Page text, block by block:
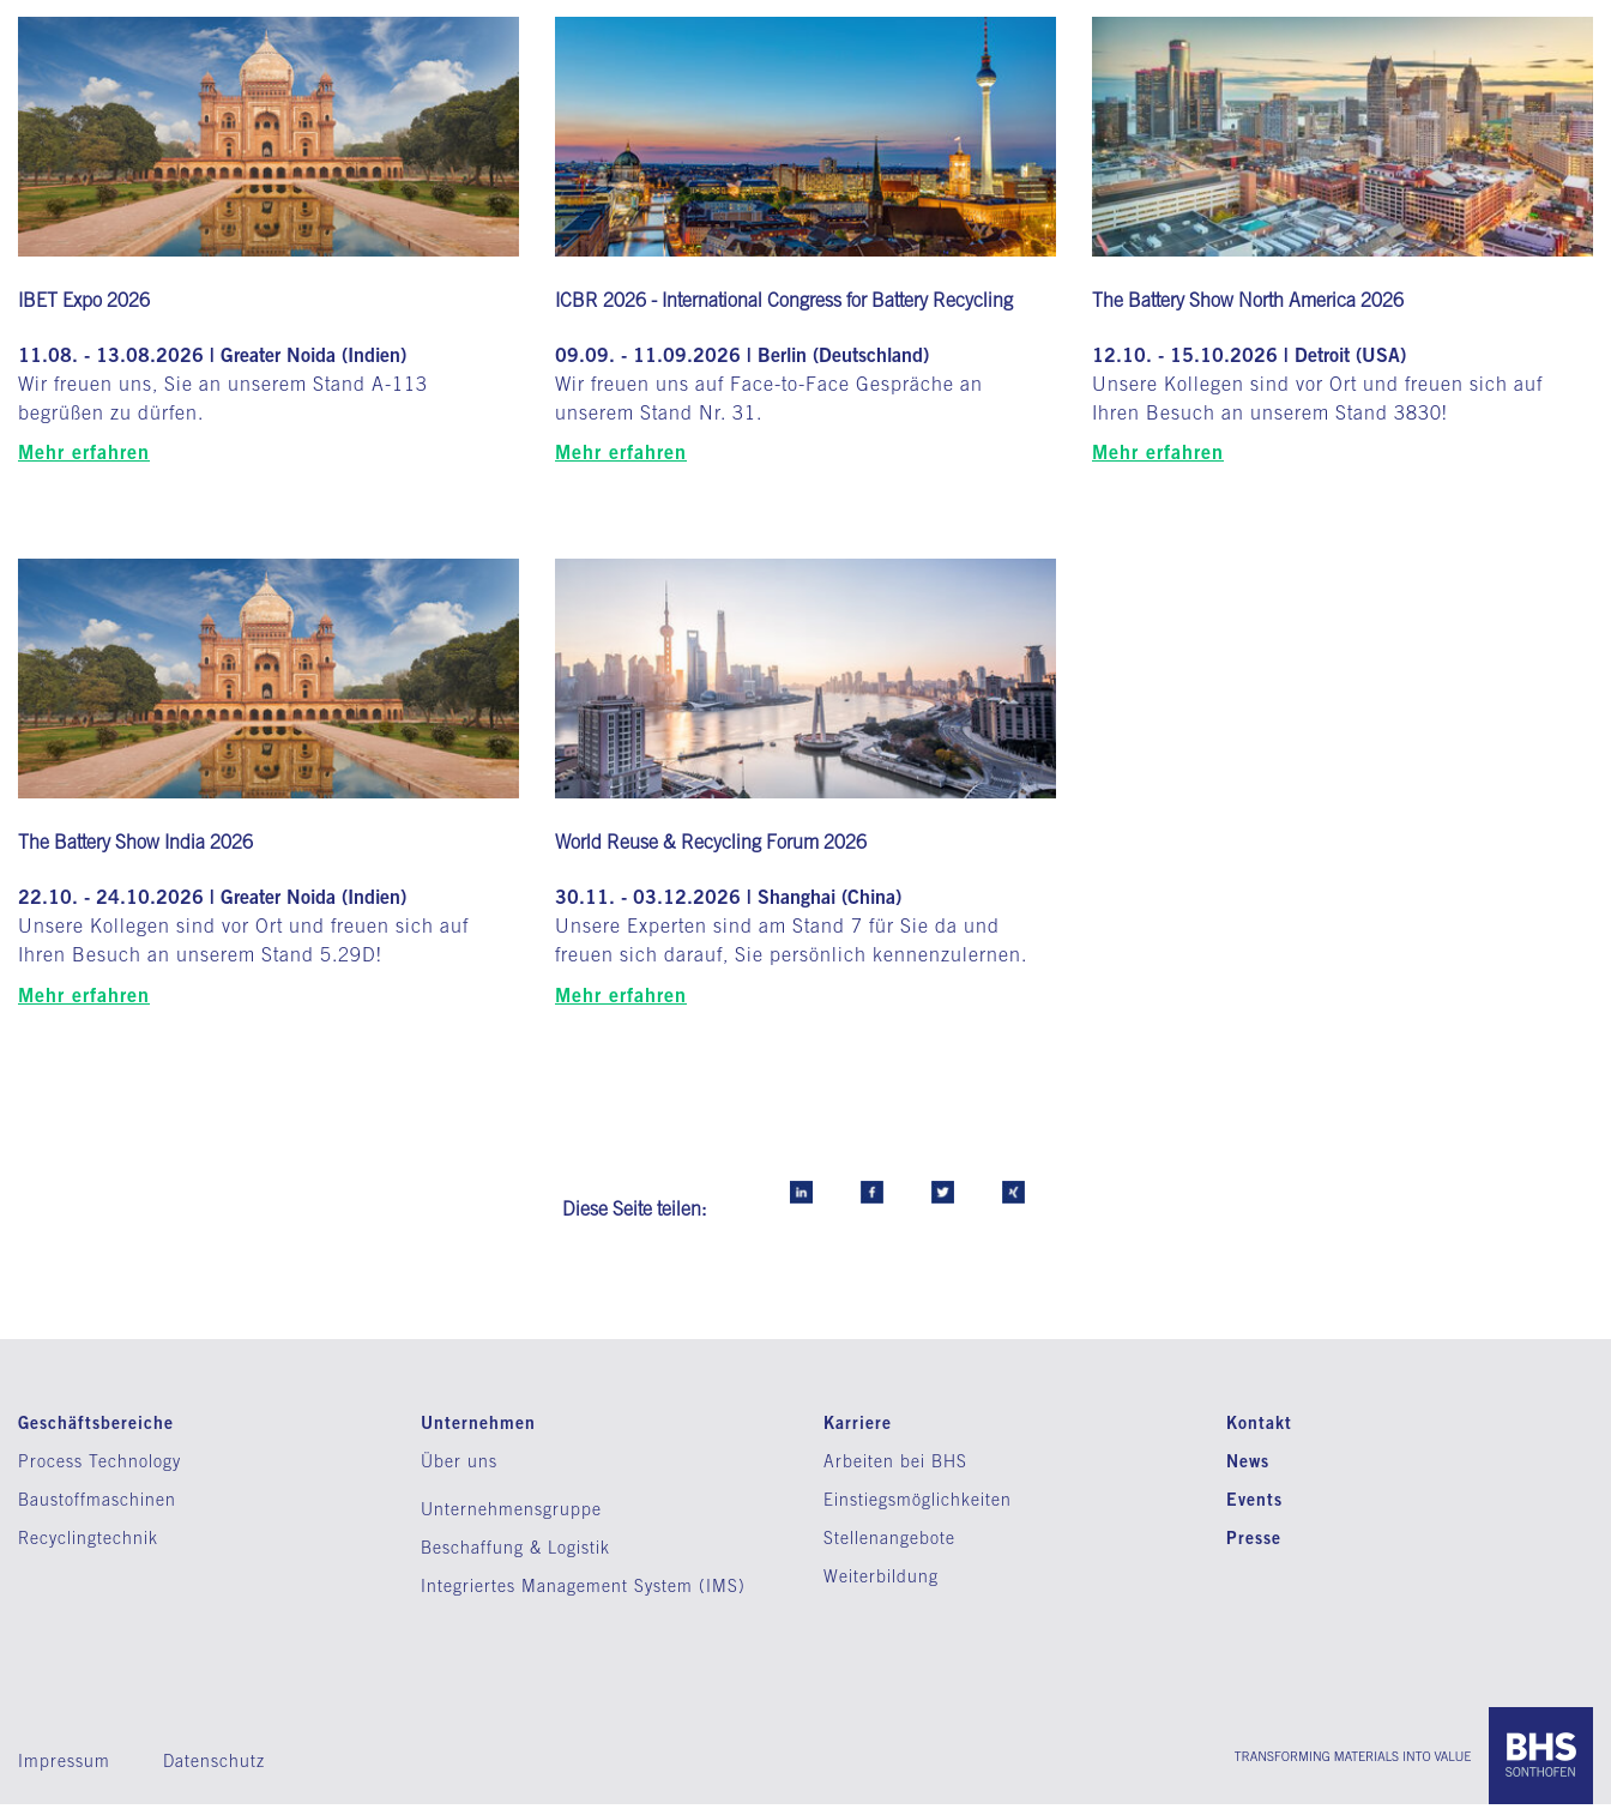
IBET Expo 2026
11.08. - 13.08.2026 | Greater Noida (Indien)
Wir freuen uns, Sie an unserem Stand A-113
begrüßen zu dürfen.
Mehr erfahren
ICBR 2026 - International Congress for Battery Recycling
09.09. - 11.09.2026 | Berlin (Deutschland)
Wir freuen uns auf Face-to-Face Gespräche an
unserem Stand Nr. 31.
Mehr erfahren
The Battery Show North America 2026
12.10. - 15.10.2026 | Detroit (USA)
Unsere Kollegen sind vor Ort und freuen sich auf
Ihren Besuch an unserem Stand 3830!
Mehr erfahren
The Battery Show India 2026
22.10. - 24.10.2026 | Greater Noida (Indien)
Unsere Kollegen sind vor Ort und freuen sich auf
Ihren Besuch an unserem Stand 5.29D!
Mehr erfahren
World Reuse & Recycling Forum 2026
30.11. - 03.12.2026 | Shanghai (China)
Unsere Experten sind am Stand 7 für Sie da und
freuen sich darauf, Sie persönlich kennenzulernen.
Mehr erfahren
Diese Seite teilen:
Geschäftsbereiche
Process Technology
Baustoffmaschinen
Recyclingtechnik
Unternehmen
Über uns
Unternehmensgruppe
Beschaffung & Logistik
Integriertes Management System (IMS)
Karriere
Arbeiten bei BHS
Einstiegsmöglichkeiten
Stellenangebote
Weiterbildung
Kontakt
News
Events
Presse
Impressum Datenschutz